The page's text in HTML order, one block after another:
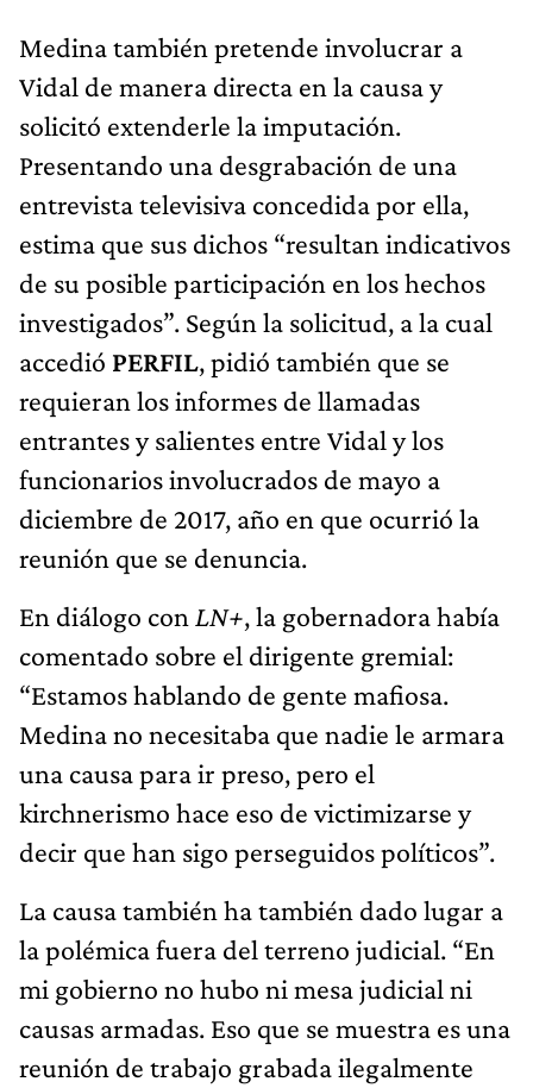
Medina también pretende involucrar a
Vidal de manera directa en la causa y
solicitó extenderle la imputación.
Presentando una desgrabación de una
entrevista televisiva concedida por ella,
estima que sus dichos “resultan indicativos
de su posible participación en los hechos
investigados”. Según la solicitud, a la cual
accedió PERFIL, pidió también que se
requieran los informes de llamadas
entrantes y salientes entre Vidal y los
funcionarios involucrados de mayo a
diciembre de 2017, año en que ocurrió la
reunión que se denuncia.
En diálogo con LN+, la gobernadora había
comentado sobre el dirigente gremial:
“Estamos hablando de gente mafiosa.
Medina no necesitaba que nadie le armara
una causa para ir preso, pero el
kirchnerismo hace eso de victimizarse y
decir que han sigo perseguidos políticos”.
La causa también ha también dado lugar a
la polémica fuera del terreno judicial. “En
mi gobierno no hubo ni mesa judicial ni
causas armadas. Eso que se muestra es una
reunión de trabajo grabada ilegalmente